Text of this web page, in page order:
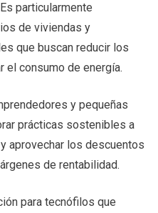
particularmente
de viviendas y
que buscan reducir los
consumo de energía.
y pequeñas
prácticas sostenibles a
aprovechar los descuentos
de rentabilidad.
para tecnófilos que